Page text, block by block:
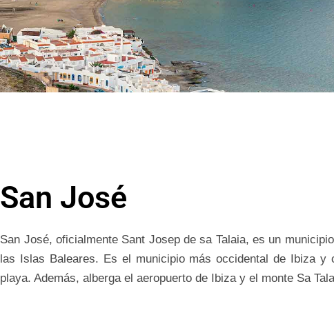
San José
San José, oficialmente Sant Josep de sa Talaia, es un
las Islas Baleares. Es el municipio más occidental de Ibiza
playa. Además, alberga el aeropuerto de Ibiza y el monte Sa